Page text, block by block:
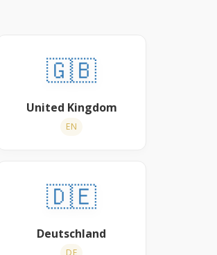
🇬🇧
United Kingdom
EN
🇩🇪
Deutschland
DE